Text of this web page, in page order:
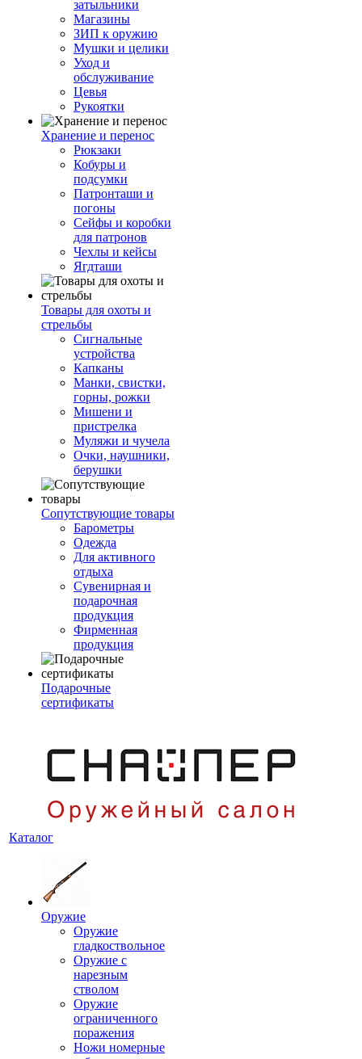
затыльники
Магазины
ЗИП к оружию
Мушки и целики
Уход и
обслуживание
Цевья
Рукоятки
Хранение и перенос
Рюкзаки
Кобуры и
подсумки
Патронташи и
погоны
Сейфы и коробки
для патронов
Чехлы и кейсы
Ягдташи
Товары для охоты и
стрельбы
Сигнальные
устройства
Капканы
Манки, свистки,
горны, рожки
Мишени и
пристрелка
Муляжи и чучела
Очки, наушники,
берушки
Сопутствующие товары
Барометры
Одежда
Для активного
отдыха
Сувенирная и
подарочная
продукция
Фирменная
продукция
Подарочные
сертификаты
Каталог
Оружие
Оружие
гладкоствольное
Оружие с
нарезным
стволом
Оружие
ограниченного
поражения
Ножи номерные